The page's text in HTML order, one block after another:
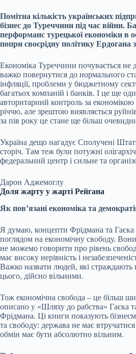
Помітна кількість українських
бізнес до Туреччини під час війни.
перформанс турецької економіки в
попри своєрідну політику Ердогана
Економіка Туреччини почувається не
важко повернутися до нормального
інфляції, проблеми у бюджетному
багатьох компаній і банків. І це ще
авторитарний контроль за
річчю, але зрештою виявляється
за пів року це стане ще більш
Україна дещо нагадує Сполучені
сторіч. Там теж були потужні
федеральний центр і сильне та
Дарон Аджемоглу
Доля жарту у жарті Рейгана
Як повʼязані економіка та
Я думаю, концепти Фрідмана та Гаєка
поглядом на економічну свободу.
не можемо говорити про рівень
має високу нерівність і
Важко назвати людей, які страждають
цього, дійсно вільними.
Тож економічна свобода – це більш
описано у «Шляху до рабства» Гаєка
Фрідмана. Ці книги показують
та свободу: держава не має
обмін має бути абсолютно вільним.